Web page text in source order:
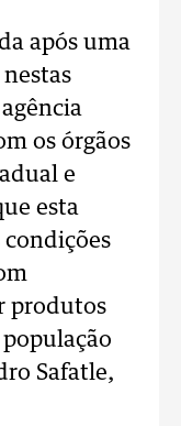
após uma
os órgãos
e
esta
condições
produtos
Safatle,